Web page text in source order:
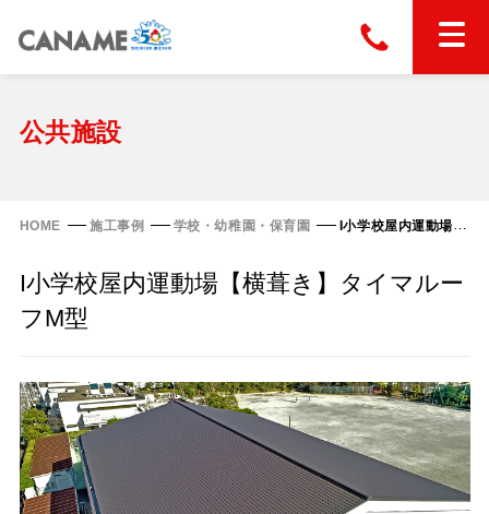
ホーム
スタンディングロック
フリーハットⅡ型
FHR-2000
フラットライン
横葺き屋根
タイマルーフ M型
タイマルーフ F25
タイマルーフ T型
金属瓦
カナメルーフ
洋瓦王(ヨウガオウ)
通気断熱工法
Vi65
換気棟システム
屋根の改修
技術情報
公共施設
HOME 施工事例 学校・幼稚園・保育園 I小学校屋内運動場【横葺き】タイマルーフM型
I小学校屋内運動場【横葺き】タイマルー
フM型